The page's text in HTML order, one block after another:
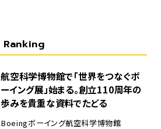
Ranking
航空科学博物館で「世界をつなぐボ
ーイング展」始まる。創立110周年の
歩みを貴重な資料でたどる
Boeingボーイング航空科学博物館